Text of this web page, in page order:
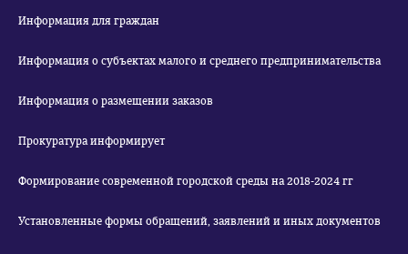
Информация для граждан
Информация о субъектах малого и среднего предпринимательства
Информация о размещении заказов
Прокуратура информирует
Формирование современной городской среды на 2018-2024 гг
Установленные формы обращений, заявлений и иных документов